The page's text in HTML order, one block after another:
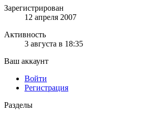
Зарегистрирован
12 апреля 2007
Активность
3 августа в 18:35
Ваш аккаунт
Войти
Регистрация
Разделы